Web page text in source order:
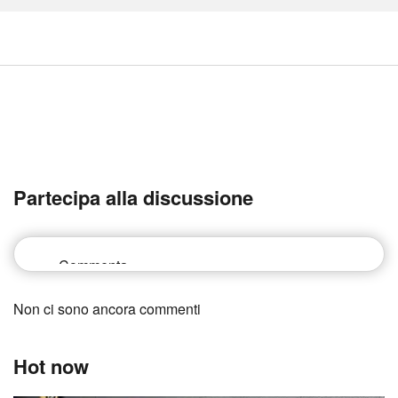
Partecipa alla discussione
Non ci sono ancora commenti
Hot now